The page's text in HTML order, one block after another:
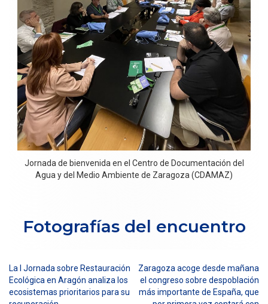
Jornada de bienvenida en el Centro de Documentación del
Agua y del Medio Ambiente de Zaragoza (CDAMAZ)
Fotografías del encuentro
Navegación
La I Jornada sobre Restauración
Ecológica en Aragón analiza los
ecosistemas prioritarios para su
Zaragoza acoge desde mañana
el congreso sobre despoblación
más importante de España, que